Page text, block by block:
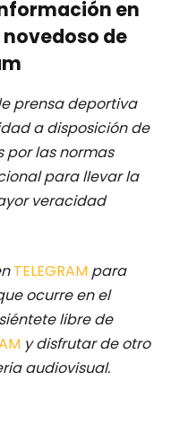
en
de
prensa deportiva
a disposición de
por las normas
para llevar la
veracidad
TELEGRAM para
ocurre en el
libre de
y disfrutar de otro
audiovisual.